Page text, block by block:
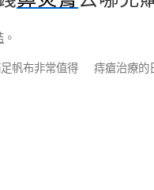
。
帆布非常值得
痔瘡治療的